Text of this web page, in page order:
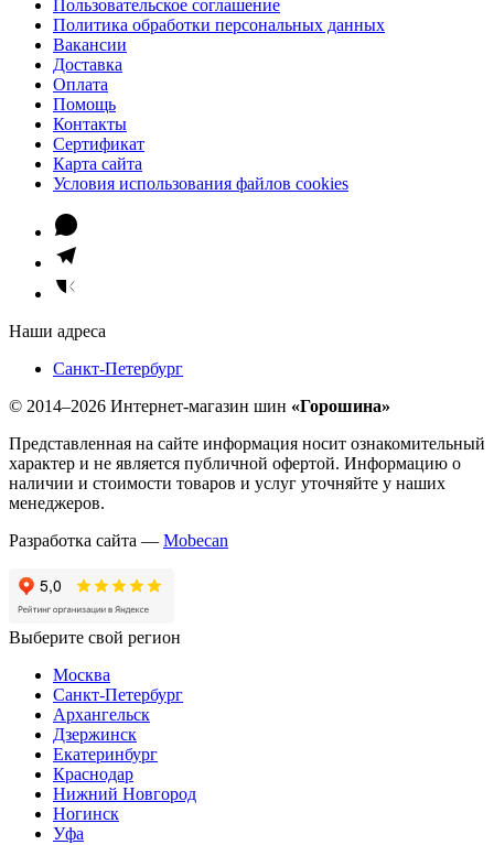
Пользовательское соглашение
Политика обработки персональных данных
Вакансии
Доставка
Оплата
Помощь
Контакты
Сертификат
Карта сайта
Условия использования файлов cookies
Наши адреса
Санкт-Петербург
© 2014–2026 Интернет-магазин шин «Горошина»
Представленная на сайте информация носит ознакомительный
характер и не является публичной офертой. Информацию о
наличии и стоимости товаров и услуг уточняйте у наших
менеджеров.
Разработка сайта — Mobecan
Выберите свой регион
Москва
Санкт-Петербург
Архангельск
Дзержинск
Екатеринбург
Краснодар
Нижний Новгород
Ногинск
Уфа